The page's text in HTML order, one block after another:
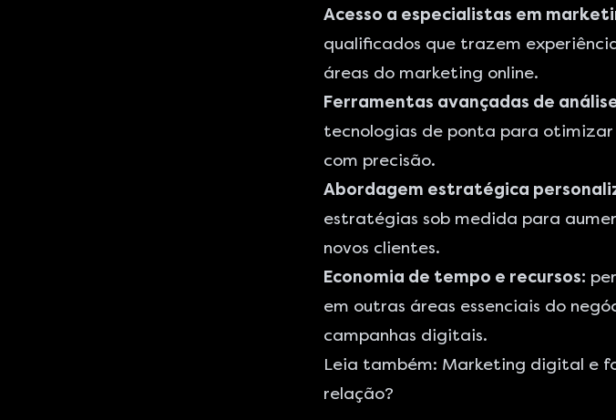
Acesso a especialistas em
qualificados que trazem
áreas do marketing online.
Ferramentas avançadas de
tecnologias de ponta para
com precisão.
Abordagem estratégica
estratégias sob medida para
novos clientes.
Economia de tempo e recursos:
em outras áreas essenciais do
campanhas digitais.
Leia também: Marketing digital e
relação?